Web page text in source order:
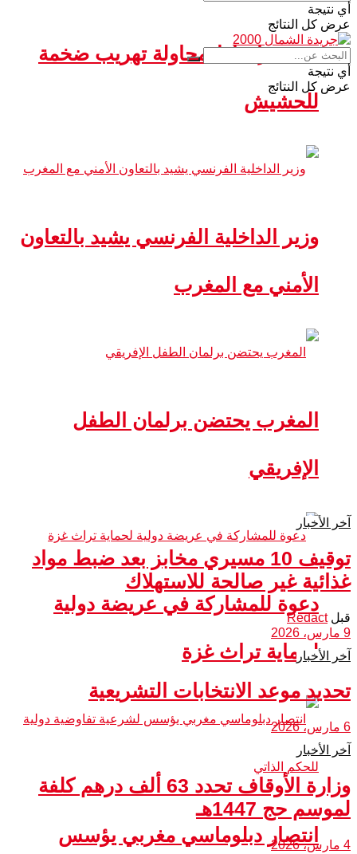
سبتة.. إحباط محاولة تهريب ضخمة
للحشيش
وزير الداخلية الفرنسي يشيد بالتعاون
الأمني مع المغرب
المغرب يحتضن برلمان الطفل
الإفريقي
دعوة للمشاركة في عريضة دولية
لحماية تراث غزة
انتصار دبلوماسي مغربي يؤسس
أي نتيجة
عرض كل النتائج
أي نتيجة
عرض كل النتائج
آخر الأخبار
توقيف 10 مسيري مخابز بعد ضبط مواد
غذائية غير صالحة للاستهلاك
قبل Redact
9 مارس، 2026
آخر الأخبار
تحديد موعد الانتخابات التشريعية
6 مارس، 2026
آخر الأخبار
وزارة الأوقاف تحدد 63 ألف درهم كلفة
لموسم حج 1447هـ
4 مارس، 2026